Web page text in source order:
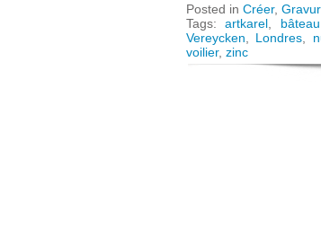
Posted in Créer,
Tags:artkarel
Vereycken
Londres
voilier, zinc